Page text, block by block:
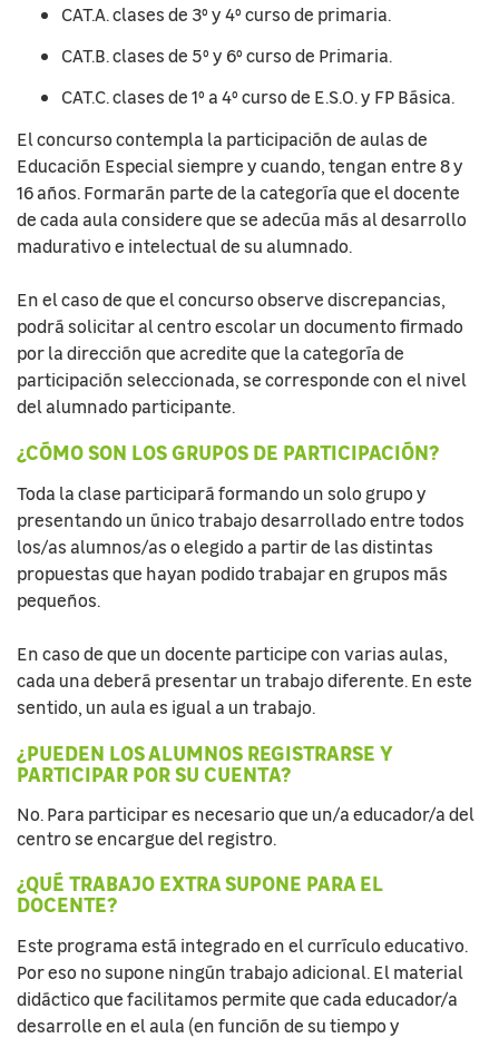
CAT.A. clases de 3º y 4º curso de primaria.
CAT.B. clases de 5º y 6º curso de Primaria.
CAT.C. clases de 1º a 4º curso de E.S.O. y FP Básica.
El concurso contempla la participación de aulas de
Educación Especial siempre y cuando, tengan entre 8 y
16 años. Formarán parte de la categoría que el docente
de cada aula considere que se adecúa más al desarrollo
madurativo e intelectual de su alumnado.
En el caso de que el concurso observe discrepancias,
podrá solicitar al centro escolar un documento firmado
por la dirección que acredite que la categoría de
participación seleccionada, se corresponde con el nivel
del alumnado participante.
¿CÓMO SON LOS GRUPOS DE PARTICIPACIÓN?
Toda la clase participará formando un solo grupo y
presentando un único trabajo desarrollado entre todos
los/as alumnos/as o elegido a partir de las distintas
propuestas que hayan podido trabajar en grupos más
pequeños.
En caso de que un docente participe con varias aulas,
cada una deberá presentar un trabajo diferente. En este
sentido, un aula es igual a un trabajo.
¿PUEDEN LOS ALUMNOS REGISTRARSE Y
PARTICIPAR POR SU CUENTA?
No. Para participar es necesario que un/a educador/a del
centro se encargue del registro.
¿QUÉ TRABAJO EXTRA SUPONE PARA EL
DOCENTE?
Este programa está integrado en el currículo educativo.
Por eso no supone ningún trabajo adicional. El material
didáctico que facilitamos permite que cada educador/a
desarrolle en el aula (en función de su tiempo y